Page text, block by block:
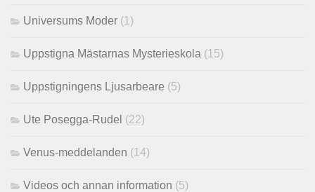
Universums Moder (1)
Uppstigna Mästarnas Mysterieskola (15)
Uppstigningens Ljusarbeare (5)
Ute Posegga-Rudel (22)
Venus-meddelanden (14)
Videos och annan information (5)